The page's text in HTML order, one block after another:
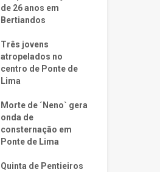
de 26 anos em
Bertiandos
Três jovens
atropelados no
centro de Ponte de
Lima
Morte de ´Neno` gera
onda de
consternação em
Ponte de Lima
Quinta de Pentieiros